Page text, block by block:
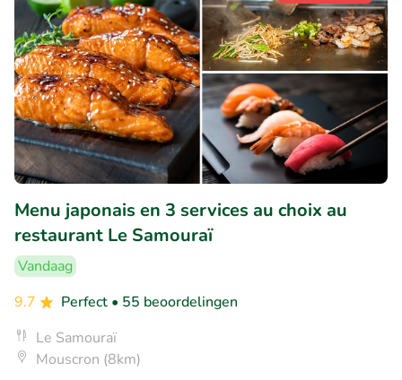
Menu japonais en 3 services au choix au
restaurant Le Samouraï
Vandaag
9.7
Perfect • 55 beoordelingen
Le Samouraï
Mouscron (8km)